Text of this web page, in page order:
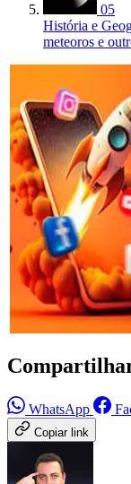
05
História e
meteoros e
WhatsApp
Copiar link